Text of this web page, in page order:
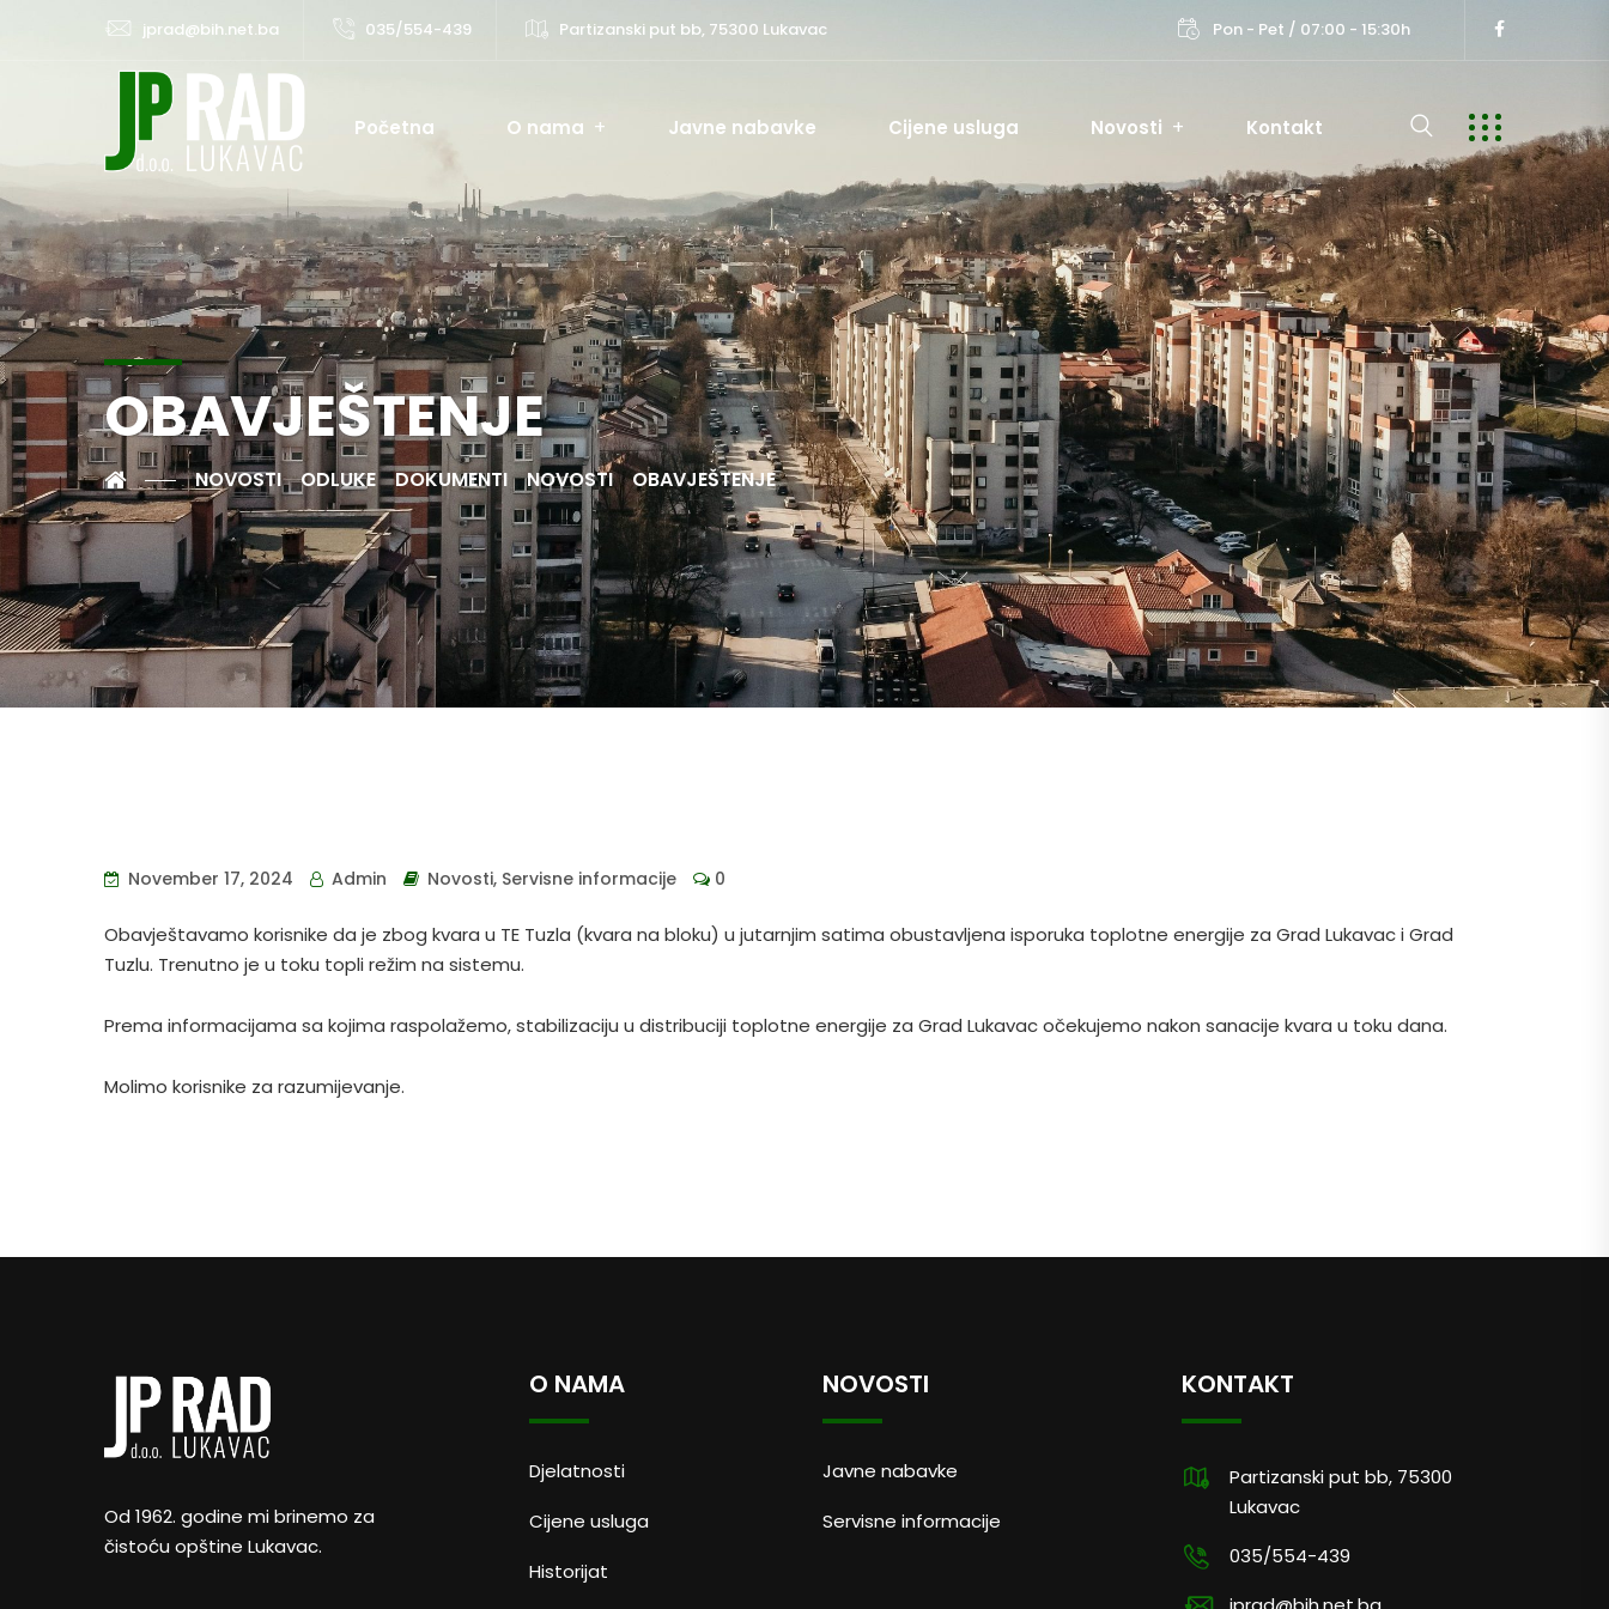
jprad@bih.net.ba 035/554-439 Partizanski put bb, 75300 Lukavac Pon - Pet / 07:00 - 15:30h
Početna O nama Javne nabavke Cijene usluga Novosti Kontakt
OBAVJEŠTENJE
NOVOSTI ODLUKE DOKUMENTI NOVOSTI OBAVJEŠTENJE
November 17, 2024 Admin Novosti, Servisne informacije 0
Obavještavamo korisnike da je zbog kvara u TE Tuzla (kvara na bloku) u jutarnjim satima obustavljena isporuka toplotne energije za Grad Lukavac i Grad
Tuzlu. Trenutno je u toku topli režim na sistemu.
Prema informacijama sa kojima raspolažemo, stabilizaciju u distribuciji toplotne energije za Grad Lukavac očekujemo nakon sanacije kvara u toku dana.
Molimo korisnike za razumijevanje.
Od 1962. godine mi brinemo za
čistoću opštine Lukavac.
O NAMA
Djelatnosti
Cijene usluga
Historijat
NOVOSTI
Javne nabavke
Servisne informacije
KONTAKT
Partizanski put bb, 75300
Lukavac
035/554-439